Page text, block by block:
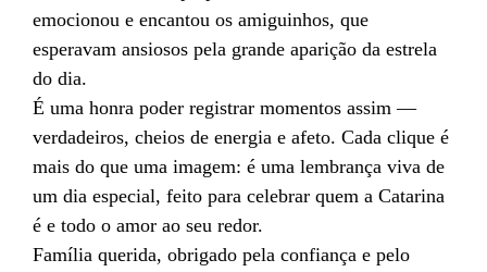
emocionou e encantou os amiguinhos, que
esperavam ansiosos pela grande aparição da estrela
do dia.
É uma honra poder registrar momentos assim —
verdadeiros, cheios de energia e afeto. Cada clique é
mais do que uma imagem: é uma lembrança viva de
um dia especial, feito para celebrar quem a Catarina
é e todo o amor ao seu redor.
Família querida, obrigado pela confiança e pelo